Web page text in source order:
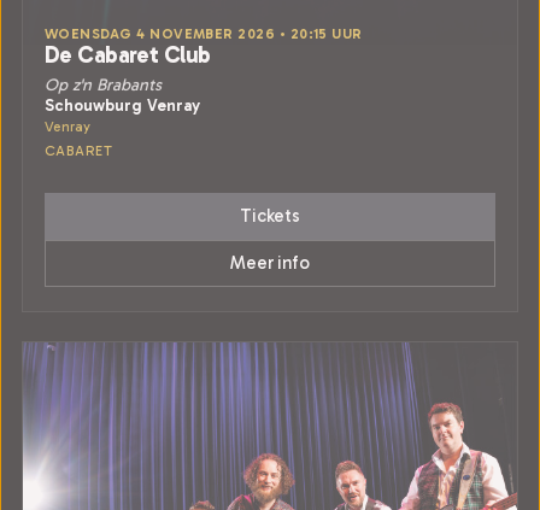
WOENSDAG 4 NOVEMBER 2026 • 20:15 UUR
De Cabaret Club
Op z'n Brabants
Schouwburg Venray
Venray
CABARET
Tickets
Meer info